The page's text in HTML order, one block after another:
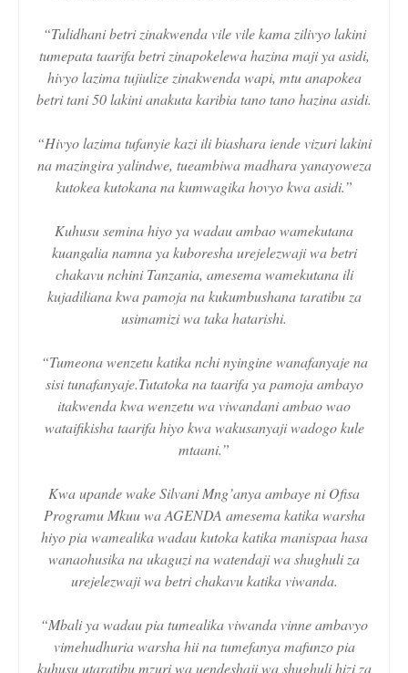
“Tulidhani betri zinakwenda vile vile kama zilivyo lakini
tumepata taarifa betri zinapokelewa hazina maji ya asidi,
hivyo lazima tujiulize zinakwenda wapi, mtu anapokea
betri tani 50 lakini anakuta karibia tano tano hazina asidi.
“Hivyo lazima tufanyie kazi ili biashara iende vizuri lakini
na mazingira yalindwe, tueambiwa madhara yanayoweza
kutokea kutokana na kumwagika hovyo kwa asidi.”
Kuhusu semina hiyo ya wadau ambao wamekutana
kuangalia namna ya kuboresha urejelezwaji wa betri
chakavu nchini Tanzania, amesema wamekutana ili
kujadiliana kwa pamoja na kukumbushana taratibu za
usimamizi wa taka hatarishi.
“Tumeona wenzetu katika nchi nyingine wanafanyaje na
sisi tunafanyaje.Tutatoka na taarifa ya pamoja ambayo
itakwenda kwa wenzetu wa viwandani ambao wao
wataifikisha taarifa hiyo kwa wakusanyaji wadogo kule
mtaani.”
Kwa upande wake Silvani Mng’anya ambaye ni Ofisa
Programu Mkuu wa AGENDA amesema katika warsha
hiyo pia wamealika wadau kutoka katika manispaa hasa
wanaohusika na ukaguzi na watendaji wa shughuli za
urejelezwaji wa betri chakavu katika viwanda.
“Mbali ya wadau pia tumealika viwanda vinne ambavyo
vimehudhuria warsha hii na tumefanya mafunzo pia
kuhusu utaratibu mzuri wa uendeshaji wa shughuli hizi za